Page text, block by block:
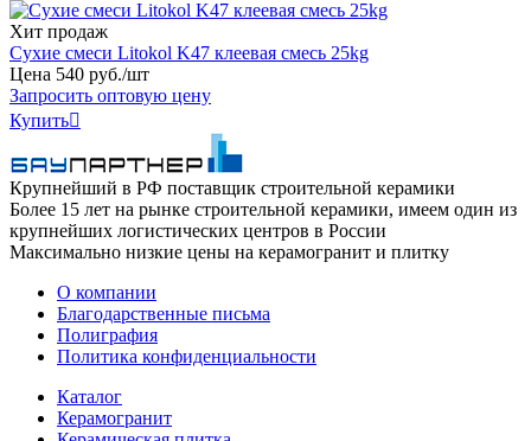
Хит продаж
Сухие смеси Litokol K47 клеевая смесь 25kg
Цена 540 руб./шт
Запросить оптовую цену
Купить
Крупнейший в РФ поставщик строительной керамики
Более 15 лет на рынке строительной керамики, имеем один из
крупнейших логистических центров в России
Максимально низкие цены на керамогранит и плитку
О компании
Благодарственные письма
Полиграфия
Политика конфиденциальности
Каталог
Керамогранит